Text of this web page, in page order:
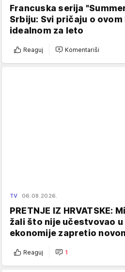
Francuska serija
Srbiju: Svi pričaju o
idealnom za leto
Reaguj Komentariši
TV 06.08.2026.
PRETNJE IZ HRVATSKE:
žali što nije učestvovao
ekonomije zapretio
Reaguj 1